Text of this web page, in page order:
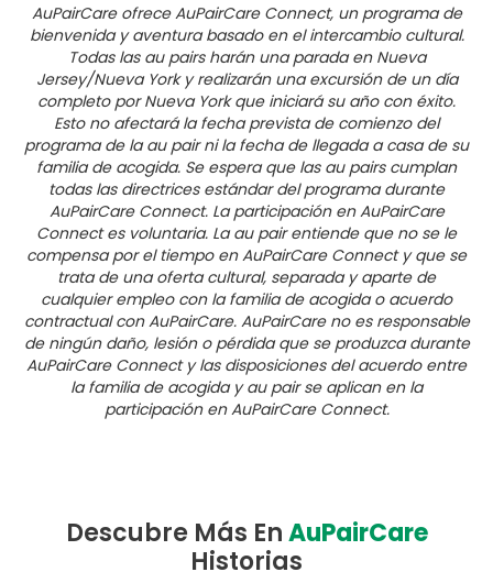
AuPairCare ofrece AuPairCare Connect, un programa de
bienvenida y aventura basado en el intercambio cultural.
Todas las au pairs harán una parada en Nueva
Jersey/Nueva York y realizarán una excursión de un día
completo por Nueva York que iniciará su año con éxito.
Esto no afectará la fecha prevista de comienzo del
programa de la au pair ni la fecha de llegada a casa de su
familia de acogida. Se espera que las au pairs cumplan
todas las directrices estándar del programa durante
AuPairCare Connect. La participación en AuPairCare
Connect es voluntaria. La au pair entiende que no se le
compensa por el tiempo en AuPairCare Connect y que se
trata de una oferta cultural, separada y aparte de
cualquier empleo con la familia de acogida o acuerdo
contractual con AuPairCare. AuPairCare no es responsable
de ningún daño, lesión o pérdida que se produzca durante
AuPairCare Connect y las disposiciones del acuerdo entre
la familia de acogida y au pair se aplican en la
participación en AuPairCare Connect.
Descubre Más EnAuPairCare
Historias